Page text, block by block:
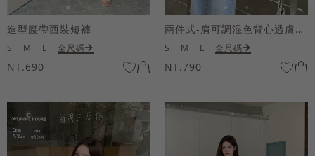
造型腰帶西裝短褲
S M L 全尺碼
NT.690
兩件式-肩可調混色背心透膚上衣套組
S M L 全尺碼
NT.790